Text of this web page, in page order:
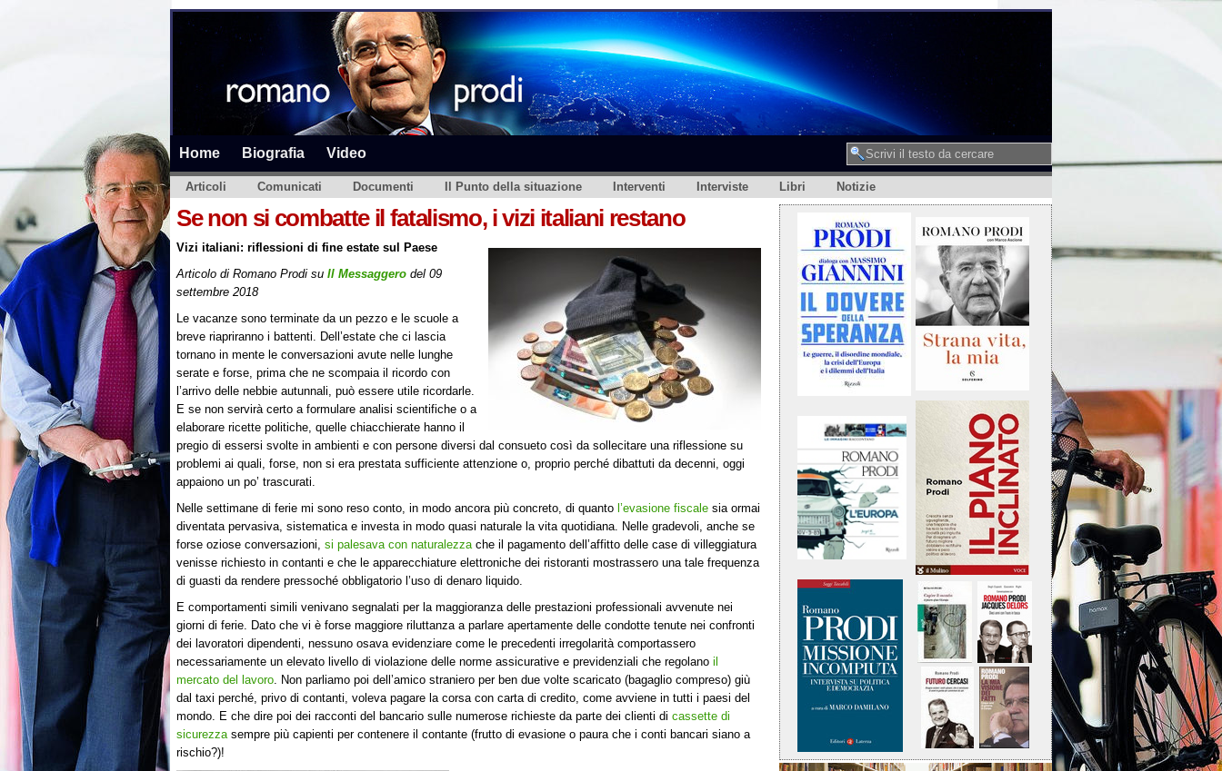
Home Biografia Video
Articoli Comunicati Documenti Il Punto della situazione Interventi Interviste Libri Notizie
Se non si combatte il fatalismo, i vizi italiani restano
Vizi italiani: riflessioni di fine estate sul Paese
Articolo di Romano Prodi su Il Messaggero del 09
settembre 2018
Le vacanze sono terminate da un pezzo e le scuole a
breve riapriranno i battenti. Dell’estate che ci lascia
tornano in mente le conversazioni avute nelle lunghe
serate e forse, prima che ne scompaia il ricordo con
l’arrivo delle nebbie autunnali, può essere utile ricordarle.
E se non servirà certo a formulare analisi scientifiche o a
elaborare ricette politiche, quelle chiacchierate hanno il
pregio di essersi svolte in ambienti e con persone diversi dal consueto così da sollecitare una riflessione su
problemi ai quali, forse, non si era prestata sufficiente attenzione o, proprio perché dibattuti da decenni, oggi
appaiono un po’ trascurati.
Nelle settimane di ferie mi sono reso conto, in modo ancora più concreto, di quanto l’evasione fiscale sia ormai
diventata pervasiva, sistematica e investa in modo quasi naturale la vita quotidiana. Nelle gradevoli, anche se
forse oziose conversazioni, si palesava con naturalezzache il pagamento dell’affitto delle case di villeggiatura
venisse richiesto in contanti e che le apparecchiature elettroniche dei ristoranti mostrassero una tale frequenza
di guasti da rendere pressoché obbligatorio l’uso di denaro liquido.
E comportamenti simili venivano segnalati per la maggioranza delle prestazioni professionali avvenute nei
giorni di ferie. Dato che vi è forse maggiore riluttanza a parlare apertamente delle condotte tenute nei confronti
dei lavoratori dipendenti, nessuno osava evidenziare come le precedenti irregolarità comportassero
necessariamente un elevato livello di violazione delle norme assicurative e previdenziali che regolano il
mercato del lavoro. Non parliamo poi dell’amico straniero per ben due volte scaricato (bagaglio compreso) giù
dal taxi perché, privo di contanti, voleva pagare la corsa con carta di credito, come avviene in tutti i paesi del
mondo. E che dire poi dei racconti del bancario sulle numerose richieste da parte dei clienti di cassette di
sicurezzasempre più capienti per contenere il contante (frutto di evasione o paura che i conti bancari siano a
rischio?)!